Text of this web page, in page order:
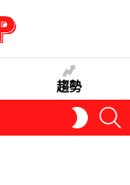
趨勢
SKIN